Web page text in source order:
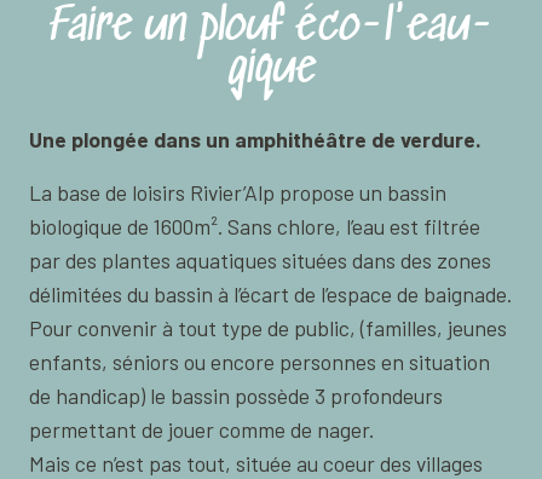
Faire un plouf éco-l'eau-
gique
Une plongée dans un amphithéâtre de verdure.
La base de loisirs Rivier’Alp propose un bassin
biologique de 1600m². Sans chlore, l’eau est filtrée
par des plantes aquatiques situées dans des zones
délimitées du bassin à l’écart de l’espace de baignade.
Pour convenir à tout type de public, (familles, jeunes
enfants, séniors ou encore personnes en situation
de handicap) le bassin possède 3 profondeurs
permettant de jouer comme de nager.
Mais ce n’est pas tout, située au coeur des villages